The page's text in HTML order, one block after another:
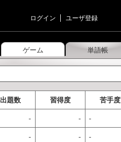
ログイン ユーザ登録
ゲーム 単語帳
出題数 習得度 苦手度
- - -
- - -